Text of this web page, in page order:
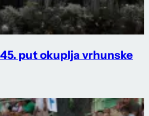
put okuplja vrhunske